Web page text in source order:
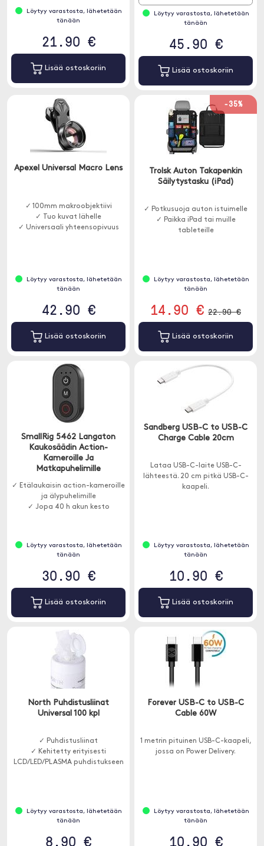
Löytyy varastosta, lähetetään
tänään
21.90 €
Lisää ostoskoriin
Löytyy varastosta, lähetetään
tänään
45.90 €
Lisää ostoskoriin
Apexel Universal Macro Lens
✓ 100mm makroobjektiivi
✓ Tuo kuvat lähelle
✓ Universaali yhteensopivuus
Löytyy varastosta, lähetetään
tänään
42.90 €
Lisää ostoskoriin
-35%
Trolsk Auton Takapenkin
Säilytystasku (iPad)
✓ Potkusuoja auton istuimelle
✓ Paikka iPad tai muille
tableteille
Löytyy varastosta, lähetetään
tänään
14.90 € 22.90 €
Lisää ostoskoriin
SmallRig 5462 Langaton
Kaukosäädin Action-
Kameroille Ja
Matkapuhelimille
✓ Etälaukaisin action-kameroille
ja älypuhelimille
✓ Jopa 40 h akun kesto
Löytyy varastosta, lähetetään
tänään
30.90 €
Lisää ostoskoriin
Sandberg USB-C to USB-C
Charge Cable 20cm
Lataa USB-C-laite USB-C-
lähteestä. 20 cm pitkä USB-C-
kaapeli.
Löytyy varastosta, lähetetään
tänään
10.90 €
Lisää ostoskoriin
North Puhdistusliinat
Universal 100 kpl
✓ Puhdistusliinat
✓ Kehitetty erityisesti
LCD/LED/PLASMA puhdistukseen
Löytyy varastosta, lähetetään
tänään
8.90 €
Forever USB-C to USB-C
Cable 60W
1 metrin pituinen USB-C-kaapeli,
jossa on Power Delivery.
Löytyy varastosta, lähetetään
tänään
10.90 €